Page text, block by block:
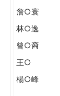
詹○寰
林○逸
曾○裔
王○
楊○峰